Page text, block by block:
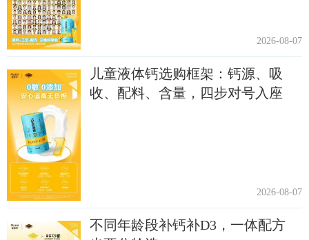
2026-08-07
儿童液体钙选购框架：钙源、吸
收、配料、含量，四步对号入座
2026-08-07
不同年龄段补钙补D3，一体配方